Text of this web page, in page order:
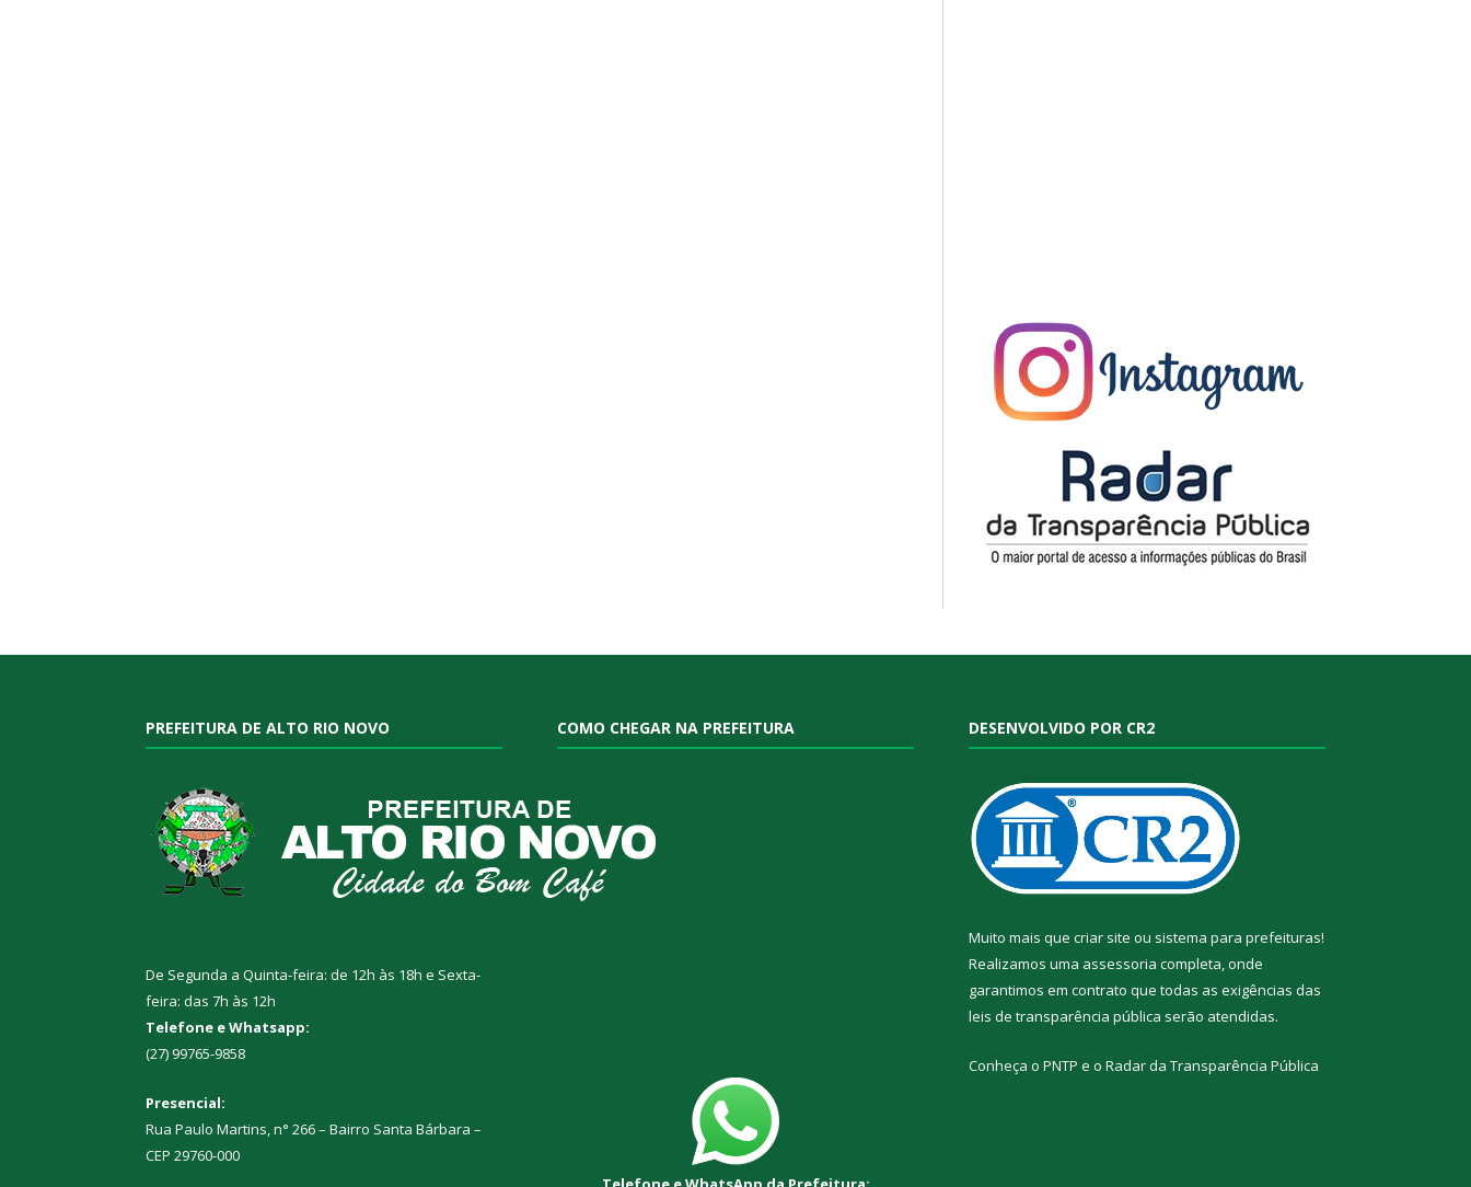
PREFEITURA DE ALTO RIO NOVO
De Segunda a Quinta-feira: de 12h às 18h e Sexta-
feira: das 7h às 12h
Telefone e Whatsapp:
(27) 99765-9858
Presencial:
Rua Paulo Martins, n° 266 – Bairro Santa Bárbara –
CEP 29760-000
COMO CHEGAR NA PREFEITURA DESENVOLVIDO POR CR2
Muito mais que criar site ou sistema para prefeituras!
Realizamos uma assessoria completa, onde
garantimos em contrato que todas as exigências das
leis de transparência pública serão atendidas.
Conheça o PNTP e o Radar da Transparência Pública